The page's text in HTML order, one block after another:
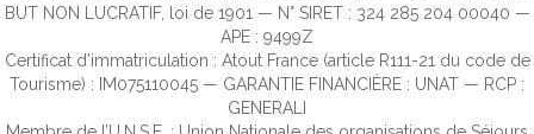
BUT NON LUCRATIF, loi de 1901 — N° SIRET : 324 285 204 00040 —
APE : 9499Z
Certificat d’immatriculation : Atout France (article R111-21 du code de
Tourisme) : IM075110045 — GARANTIE FINANCIÈRE : UNAT — RCP :
GENERALI